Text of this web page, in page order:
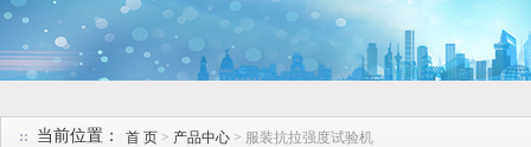
当前位置： 首 页 > 产品中心 > 服装抗拉强度试验机